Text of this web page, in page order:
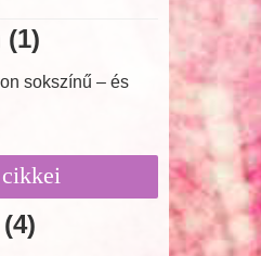
(1)
sokszínű – és